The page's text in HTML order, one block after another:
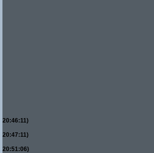
20:46:11)
20:47:11)
20:51:06)